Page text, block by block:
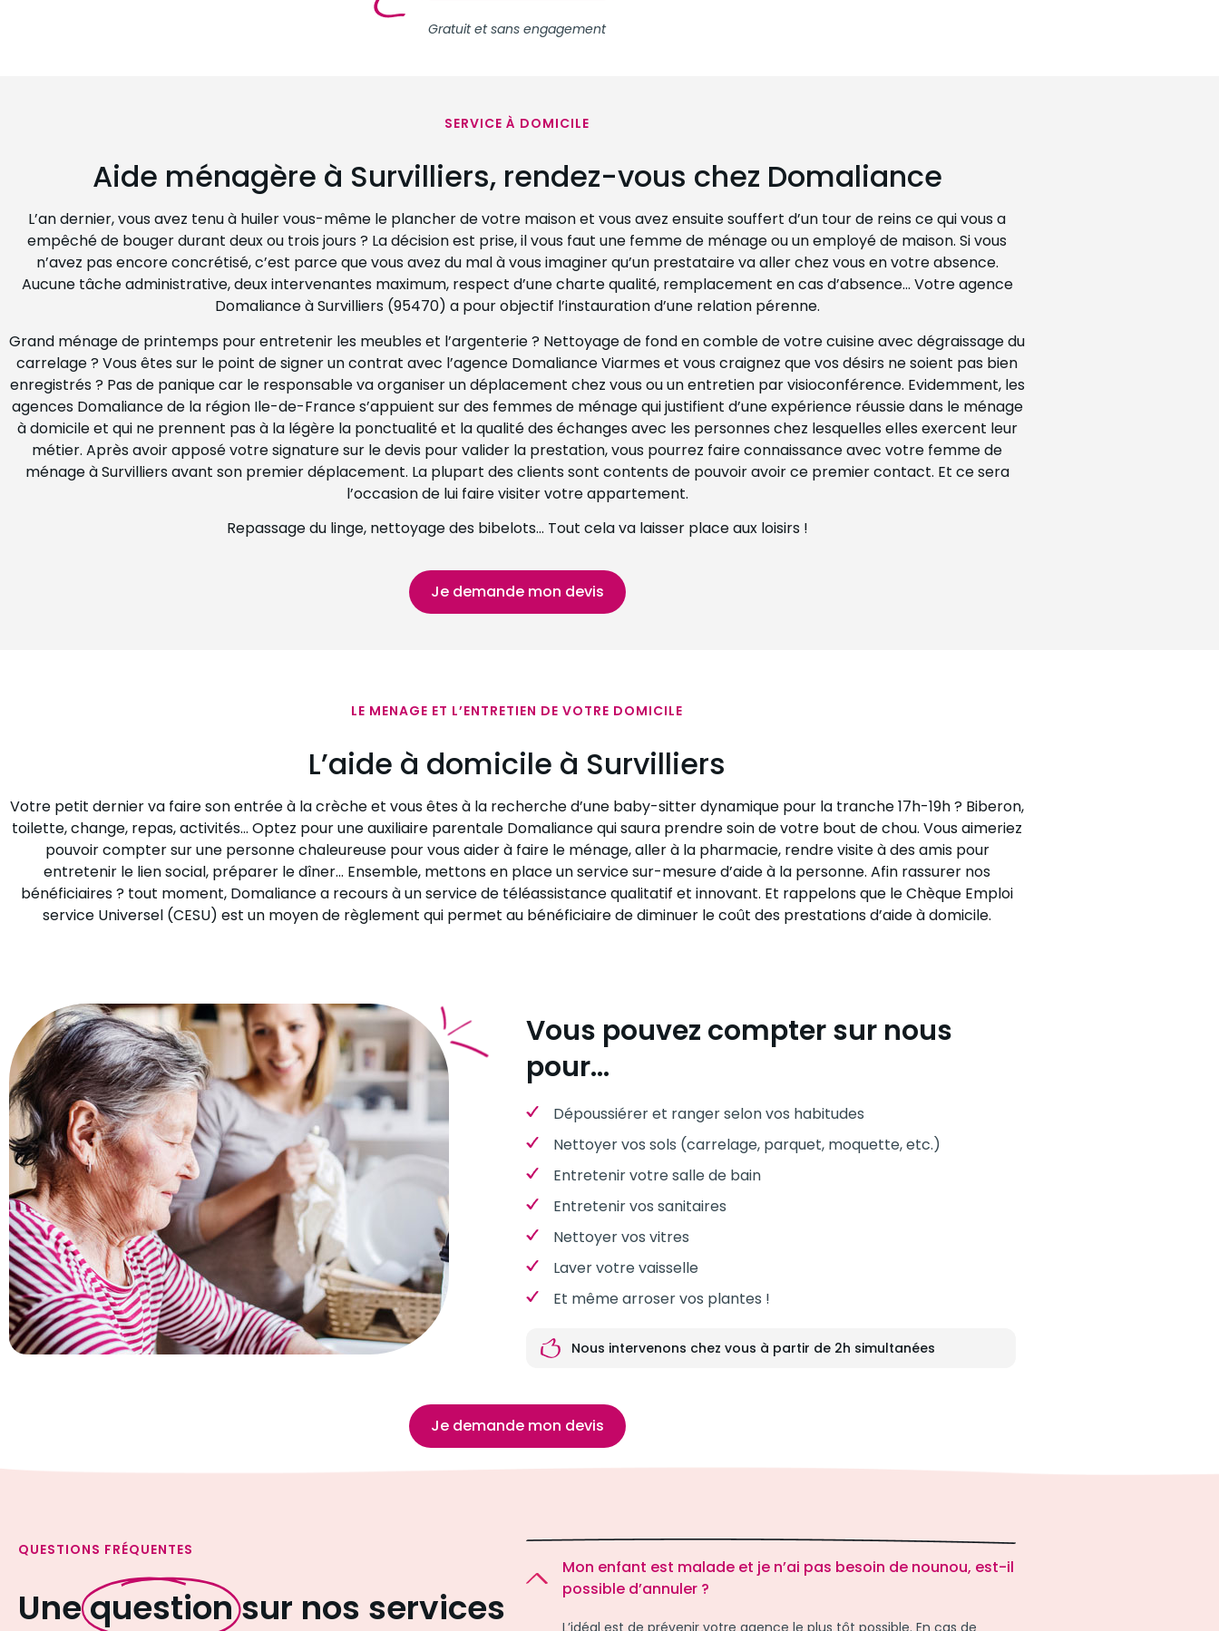
Gratuit et sans engagement
SERVICE À DOMICILE
Aide ménagère à Survilliers, rendez-vous chez Domaliance
L’an dernier, vous avez tenu à huiler vous-même le plancher de votre maison et vous avez ensuite souffert d’un tour de reins ce qui vous a
empêché de bouger durant deux ou trois jours ? La décision est prise, il vous faut une femme de ménage ou un employé de maison. Si vous
n’avez pas encore concrétisé, c’est parce que vous avez du mal à vous imaginer qu’un prestataire va aller chez vous en votre absence.
Aucune tâche administrative, deux intervenantes maximum, respect d’une charte qualité, remplacement en cas d’absence… Votre agence
Domaliance à Survilliers (95470) a pour objectif l’instauration d’une relation pérenne.
Grand ménage de printemps pour entretenir les meubles et l’argenterie ? Nettoyage de fond en comble de votre cuisine avec dégraissage du
carrelage ? Vous êtes sur le point de signer un contrat avec l’agence Domaliance Viarmes et vous craignez que vos désirs ne soient pas bien
enregistrés ? Pas de panique car le responsable va organiser un déplacement chez vous ou un entretien par visioconférence. Evidemment, les
agences Domaliance de la région Ile-de-France s’appuient sur des femmes de ménage qui justifient d’une expérience réussie dans le ménage
à domicile et qui ne prennent pas à la légère la ponctualité et la qualité des échanges avec les personnes chez lesquelles elles exercent leur
métier. Après avoir apposé votre signature sur le devis pour valider la prestation, vous pourrez faire connaissance avec votre femme de
ménage à Survilliers avant son premier déplacement. La plupart des clients sont contents de pouvoir avoir ce premier contact. Et ce sera
l’occasion de lui faire visiter votre appartement.
Repassage du linge, nettoyage des bibelots… Tout cela va laisser place aux loisirs !
Je demande mon devis
LE MENAGE ET L’ENTRETIEN DE VOTRE DOMICILE
L’aide à domicile à Survilliers
Votre petit dernier va faire son entrée à la crèche et vous êtes à la recherche d’une baby-sitter dynamique pour la tranche 17h-19h ? Biberon,
toilette, change, repas, activités… Optez pour une auxiliaire parentale Domaliance qui saura prendre soin de votre bout de chou. Vous aimeriez
pouvoir compter sur une personne chaleureuse pour vous aider à faire le ménage, aller à la pharmacie, rendre visite à des amis pour
entretenir le lien social, préparer le dîner… Ensemble, mettons en place un service sur-mesure d’aide à la personne. Afin rassurer nos
bénéficiaires ? tout moment, Domaliance a recours à un service de téléassistance qualitatif et innovant. Et rappelons que le Chèque Emploi
service Universel (CESU) est un moyen de règlement qui permet au bénéficiaire de diminuer le coût des prestations d’aide à domicile.
Vous pouvez compter sur nous
pour…
Dépoussiérer et ranger selon vos habitudes
Nettoyer vos sols (carrelage, parquet, moquette, etc.)
Entretenir votre salle de bain
Entretenir vos sanitaires
Nettoyer vos vitres
Laver votre vaisselle
Et même arroser vos plantes !
Nous intervenons chez vous à partir de 2h simultanées
Je demande mon devis
QUESTIONS FRÉQUENTES
Unequestionsur nos services
Mon enfant est malade et je n’ai pas besoin de nounou, est-il
possible d’annuler ?
L’idéal est de prévenir votre agence le plus tôt possible. En cas de